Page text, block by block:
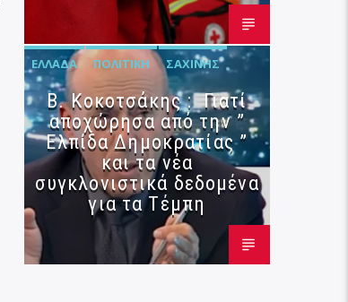
ΕΛΛΆΔΑ ΠΟΛΙΤΙΚΉ ΣΑΧΊΝΗΣ
Β. Κοκοτσάκης : Γιατί
αποχώρησα από την ”
Ελπίδα Δημοκρατίας ”
και τα νέα
συγκλονιστικά δεδομένα
για τα Τέμπη